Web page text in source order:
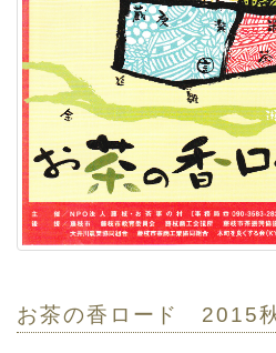
お茶の香ロード 2015